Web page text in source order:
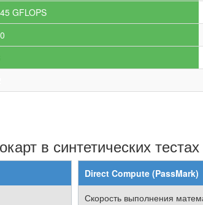
GFLOPS
в синтетических тестах
Direct Compute (PassMark)
Скорость выполнения